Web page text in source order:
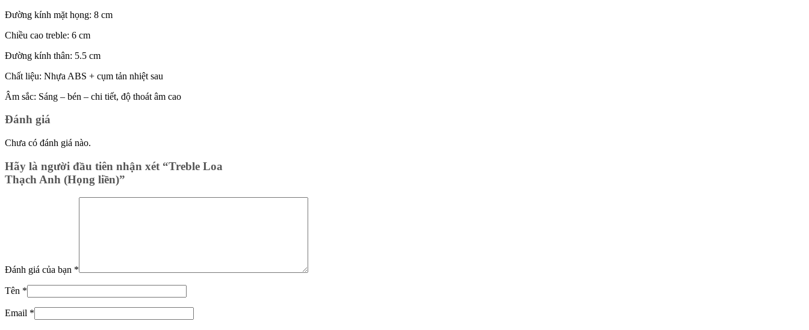
Đường kính mặt họng: 8 cm
Chiều cao treble: 6 cm
Đường kính thân: 5.5 cm
Chất liệu: Nhựa ABS + cụm tản nhiệt sau
Âm sắc: Sáng – bén – chi tiết, độ thoát âm cao
Đánh giá
Chưa có đánh giá nào.
Hãy là người đầu tiên nhận xét “Treble Loa
Thạch Anh (Họng liền)”
Đánh giá của bạn *
Tên *
Email *